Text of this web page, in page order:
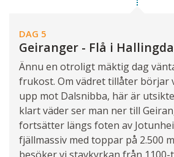
DAG 5
Geiranger - Flå i
Ännu en otroligt mäktig dag
frukost. Om vädret tillåter börjar
upp mot Dalsnibba, här är
klart väder ser man ner till
fortsätter längs foten av
fjällmassiv med toppar på 2.500